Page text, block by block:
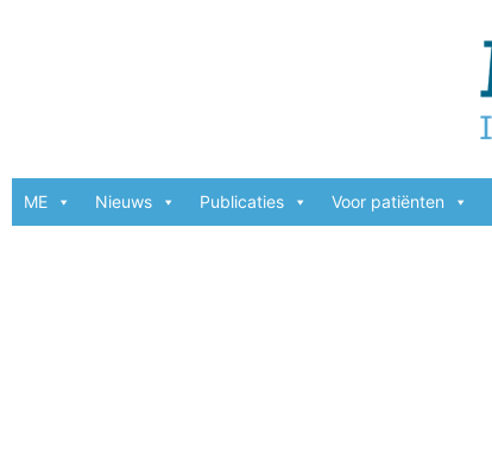
ME Nieuws Publicaties Voor patiënten